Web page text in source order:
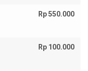
Rp 550.000
Rp 100.000